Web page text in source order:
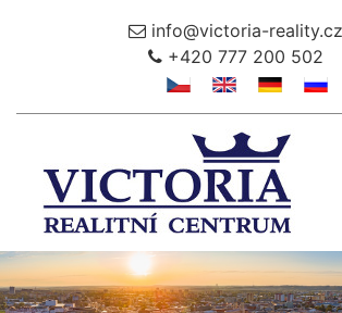
info@victoria-reality.cz
+420 777 200 502